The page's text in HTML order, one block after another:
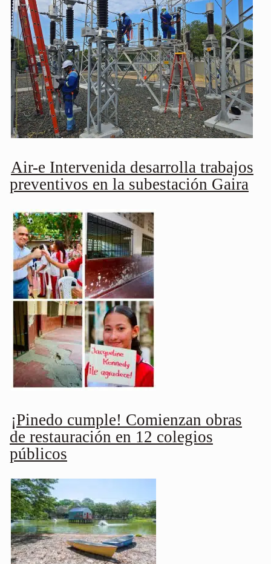
Air-e Intervenida desarrolla trabajos
preventivos en la subestación Gaira
¡Pinedo cumple! Comienzan obras
de restauración en 12 colegios
públicos